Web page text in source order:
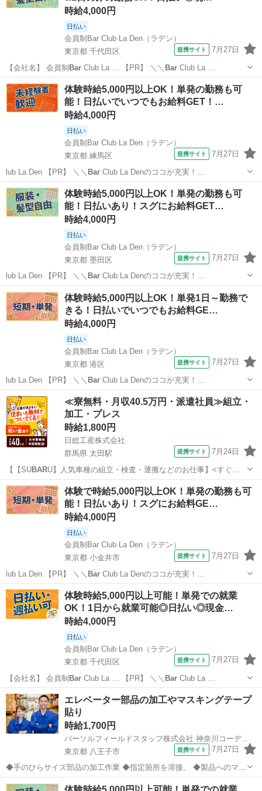
時給4,000円
日払い
会員制Bar Club La Den（ラデン）
東京都 千代田区
提携サイト 7月27日
【会社名】 会員制 Bar Club La … 【PR】 ＼＼ BarClub La …
東京 千代田区 その他
体験時給5,000円以上OK！単発の勤務も可
能！日払いでいつでもお給料GET！…
時給4,000円
日払い
会員制Bar Club La Den（ラデン）
東京都 練馬区
提携サイト 7月27日
lub La Den 【PR】 ＼＼ BarClub La Denのココが充実！…
東京 練馬区 その他
体験時給5,000円以上OK！単発の勤務も可
能！日払いあり！スグにお給料GET…
時給4,000円
日払い
会員制Bar Club La Den（ラデン）
東京都 墨田区
提携サイト 7月27日
lub La Den 【PR】 ＼＼ BarClub La Denのココが充実！…
東京 墨田区 その他
体験時給5,000円以上OK！単発1日～勤務で
きる！日払いでいつでもお給料GE…
時給4,000円
日払い
会員制Bar Club La Den（ラデン）
東京都 港区
提携サイト 7月27日
lub La Den 【PR】 ＼＼ BarClub La Denのココが充実！…
東京 港区 その他
≪寮無料・月収40.5万円・派遣社員≫組立・
加工・プレス
時給1,800円
日総工産株式会社
群馬県 太田駅
提携サイト 7月24日
【【SUBARU】人気車種の組立・検査・運搬などのお仕事】<すぐ赴
任！すぐ働きたい方！> お仕事内容 【SUBARU】人気車種の組立・検
査・運搬などのお仕事 ①ハンドルなどの部品をインパクトを使用して
クルマに取り付ける”組...
群馬 太田市 太田駅 その他
体験で時給5,000円以上OK！単発の勤務も可
能！日払いあり！スグにお給料GE…
時給4,000円
日払い
会員制Bar Club La Den（ラデン）
東京都 小金井市
提携サイト 7月27日
lub La Den 【PR】 ＼＼ BarClub La Denのココが充実！…
東京 小金井市 その他
体験時給5,000円以上可能！単発での就業
OK！1日から就業可能◎日払い◎現金…
時給4,000円
日払い
会員制Bar Club La Den（ラデン）
東京都 千代田区
提携サイト 7月27日
【会社名】 会員制Bar Club La … 【PR】 ＼＼ BarClub La …
東京 千代田区 その他
エレベーター部品の加工やマスキングテープ
貼り
時給1,700円
パーソルフィールドスタッフ株式会社 神奈川コーディネートセンター/T
東京都 八王子市
提携サイト 7月27日
◆手のひらサイズ部品の加工作業 ◆指定箇所を溶接、 ◆製品へのマス
キング(テープ貼り) ◆サンダー・グラインダーを使ってバリ取り ◆そ
東京 八王子市 工場